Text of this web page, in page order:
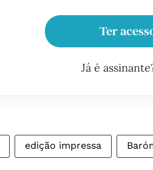
Ter
Já é
edição impressa